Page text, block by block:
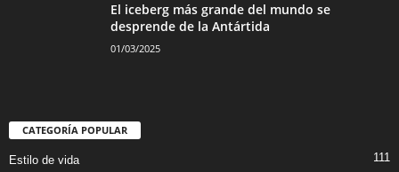
El iceberg más grande del mundo se
desprende de la Antártida
01/03/2025
CATEGORÍA POPULAR
Estilo de vida 111